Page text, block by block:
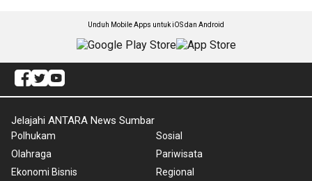
Unduh Mobile Apps untuk iOS dan Android
Jelajahi ANTARA News Sumbar
Polhukam
Olahraga
Ekonomi Bisnis
Sosial
Pariwisata
Regional